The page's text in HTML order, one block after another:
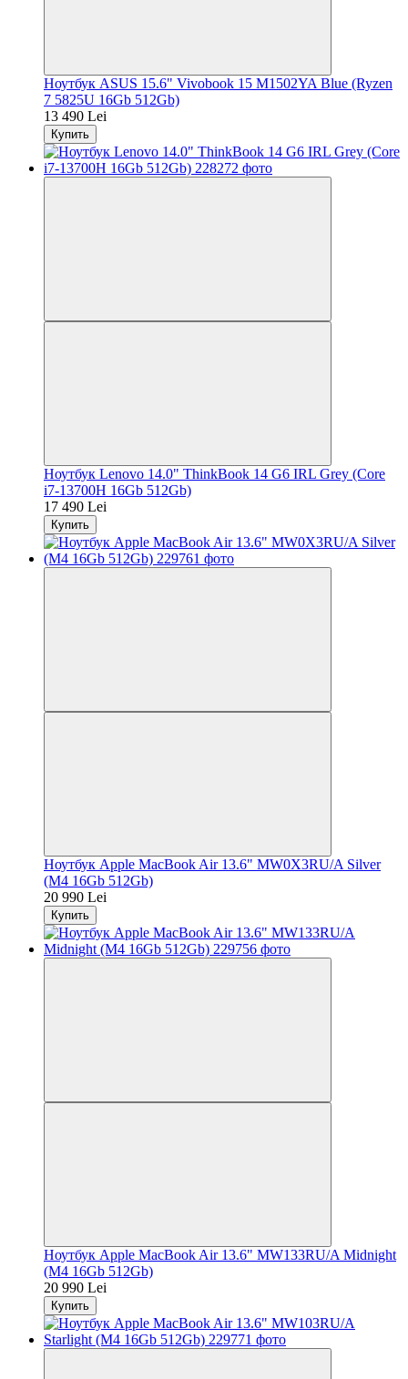
Ноутбук ASUS 15.6" Vivobook 15 M1502YA Blue (Ryzen
7 5825U 16Gb 512Gb)
13 490 Lei
Купить
Ноутбук Lenovo 14.0" ThinkBook 14 G6 IRL Grey (Core
i7-13700H 16Gb 512Gb)
17 490 Lei
Купить
Ноутбук Apple MacBook Air 13.6" MW0X3RU/A Silver
(M4 16Gb 512Gb)
20 990 Lei
Купить
Ноутбук Apple MacBook Air 13.6" MW133RU/A Midnight
(M4 16Gb 512Gb)
20 990 Lei
Купить